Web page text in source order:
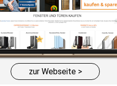
zur Webseite >